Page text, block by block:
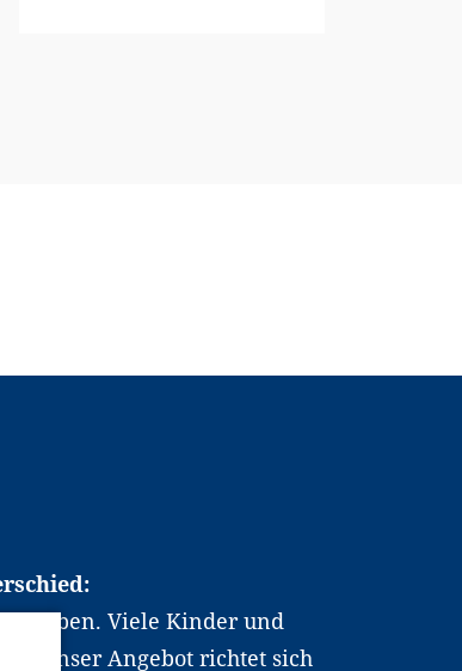
Viele Kinder und
Unser Angebot richtet sich